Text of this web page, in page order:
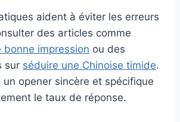
aident à éviter les erreurs
des articles comme
bonne impression ou des
sur séduire une Chinoise timide.
opener sincère et spécifique
le taux de réponse.